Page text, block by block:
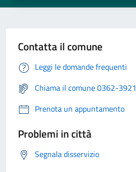
Contatta il comune
Leggi le domande frequenti
Chiama il comune 0362-3921
Prenota un appuntamento
Problemi in città
Segnala disservizio